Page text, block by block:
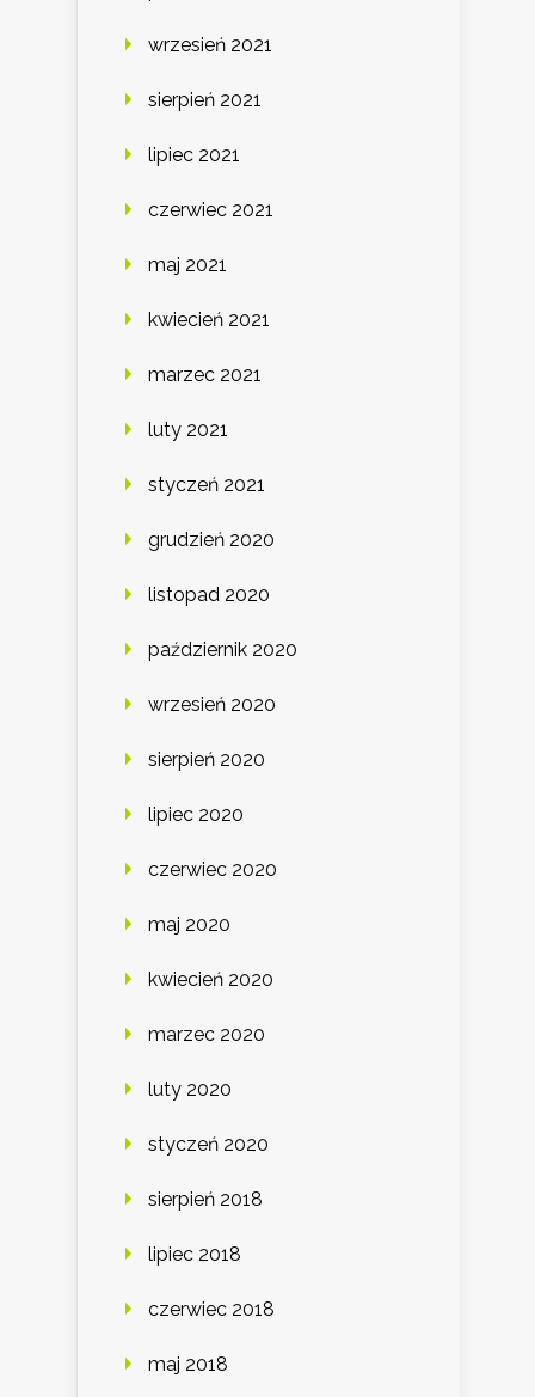
wrzesień 2021
sierpień 2021
lipiec 2021
czerwiec 2021
maj 2021
kwiecień 2021
marzec 2021
luty 2021
styczeń 2021
grudzień 2020
listopad 2020
październik 2020
wrzesień 2020
sierpień 2020
lipiec 2020
czerwiec 2020
maj 2020
kwiecień 2020
marzec 2020
luty 2020
styczeń 2020
sierpień 2018
lipiec 2018
czerwiec 2018
maj 2018